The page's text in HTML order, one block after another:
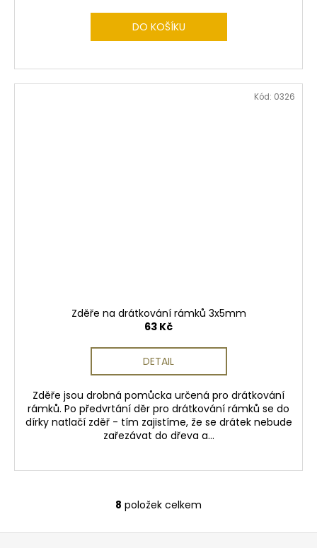
DO KOŠÍKU
Zděře na drátkování rámků 3x5mm
63 Kč
DETAIL
Zděře jsou drobná pomůcka určená pro drátkování
rámků. Po předvrtání děr pro drátkování rámků se do
dírky natlačí zděř - tím zajistíme, že se drátek nebude
zařezávat do dřeva a...
Kód: 0326
O
v
8 položek celkem